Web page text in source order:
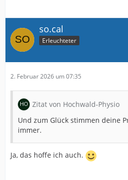
so.cal
Erleuchteter
2. Februar 2026 um 07:35
Zitat von Hochwald-Physio
Und zum Glück stimmen deine
immer.
Ja, das hoffe ich auch.